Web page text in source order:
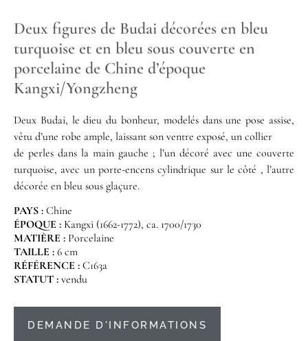
Deux figures de Budai décorées en bleu
turquoise et en bleu sous couverte en
porcelaine de Chine d’époque
Kangxi/Yongzheng
Deux Budai, le dieu du bonheur, modelés dans une pose assise,
vêtu d’une robe ample, laissant son ventre exposé, un collier
de perles dans la main gauche ; l’un décoré avec une couverte
turquoise, avec un porte-encens cylindrique sur le côté , l’autre
décorée en bleu sous glaçure.
PAYS : Chine
ÉPOQUE : Kangxi (1662-1772), ca. 1700/1730
MATIÈRE : Porcelaine
TAILLE : 6 cm
RÉFÉRENCE : C163a
STATUT : vendu
DEMANDE D'INFORMATIONS